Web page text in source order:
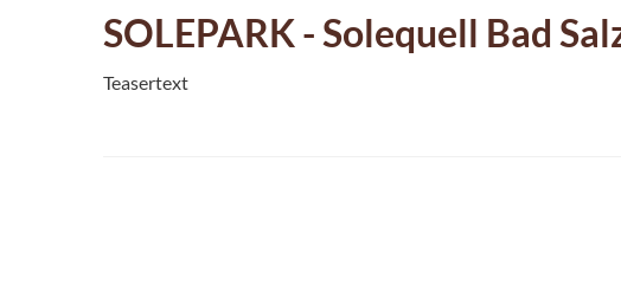
SOLEPARK - Solequell Bad
Teasertext